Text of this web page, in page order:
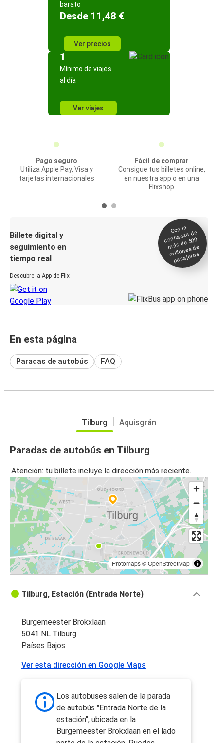
barato
Desde 11,48 €
Ver precios
1
Mínimo de viajes
al día
Ver viajes
Pago seguro
Utiliza Apple Pay, Visa y
tarjetas internacionales
Fácil de comprar
Consigue tus billetes online,
en nuestra app o en una
Flixshop
Billete digital y
seguimiento en
tiempo real
Descubre la App de Flix
Con la
confianza de
más de 500
millones de
pasajeros
En esta página
Paradas de autobús FAQ
Tilburg Aquisgrán
Paradas de autobús en Tilburg
Atención: tu billete incluye la dirección más reciente.
Protomaps©OpenStreetMap
Tilburg, Estación (Entrada Norte)
Burgemeester Brokxlaan
5041 NL Tilburg
Países Bajos
Ver esta dirección en Google Maps
Los autobuses salen de la parada
de autobús "Entrada Norte de la
estación", ubicada en la
Burgemeester Brokxlaan en el lado